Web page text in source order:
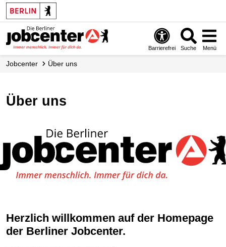
Barrierefrei Suche Menü
Jobcenter Über uns
Über uns
Herzlich willkommen auf der Homepage
der Berliner Jobcenter.